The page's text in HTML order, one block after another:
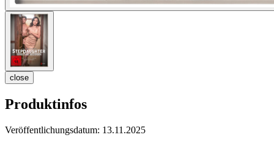
close
Produktinfos
Veröffentlichungsdatum: 13.11.2025